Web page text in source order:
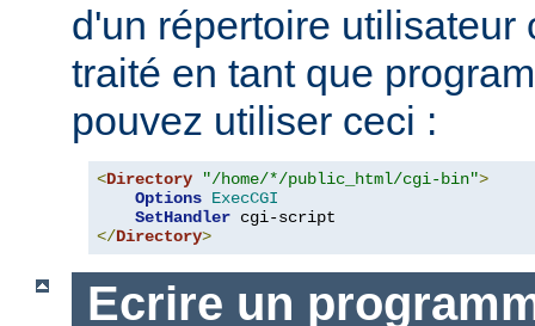
d'un répertoire utilisateur
traité en tant que
pouvez utiliser ceci :
<Directory "/home/*/public_html/cgi-bin">
Options ExecCGI
SetHandler
</Directory>
Ecrire un